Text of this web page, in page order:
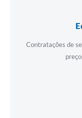
Contratações de